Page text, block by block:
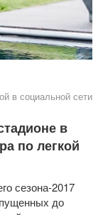
в социальной сети
в
по легкой
сезона-2017
до